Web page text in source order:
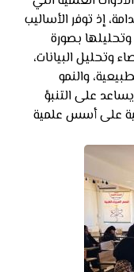
إذ توفر الأساليب
بصورة
وتحليل البيانات،
والنمو
على التنبؤ
على أسس علمية